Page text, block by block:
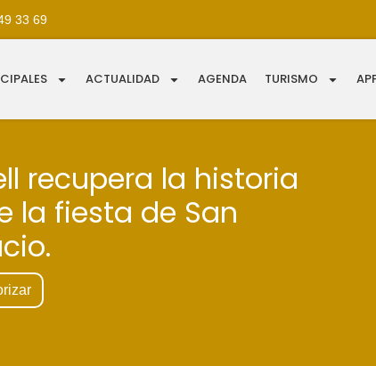
33 69
ACTUALIDAD AGENDA TURISMO
recupera la historia
la fiesta de San